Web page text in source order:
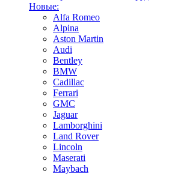
Новые:
Alfa Romeo
Alpina
Aston Martin
Audi
Bentley
BMW
Cadillac
Ferrari
GMC
Jaguar
Lamborghini
Land Rover
Lincoln
Maserati
Maybach